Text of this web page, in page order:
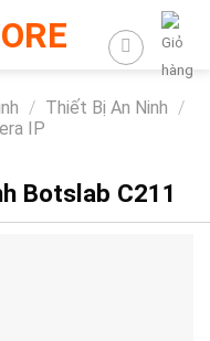
/ Thiết Bị An Ninh /
IP
Botslab C211